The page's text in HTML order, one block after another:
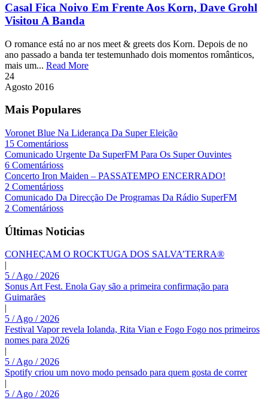
Casal Fica Noivo Em Frente Aos Korn, Dave Grohl
Visitou A Banda
O romance está no ar nos meet & greets dos Korn. Depois de no
ano passado a banda ter testemunhado dois momentos românticos,
mais um... Read More
24
Agosto 2016
Mais Populares
Voronet Blue Na Liderança Da Super Eleição
15 Comentárioss
Comunicado Urgente Da SuperFM Para Os Super Ouvintes
6 Comentárioss
Concerto Iron Maiden – PASSATEMPO ENCERRADO!
2 Comentárioss
Comunicado Da Direcção De Programas Da Rádio SuperFM
2 Comentárioss
Últimas Noticias
CONHEÇAM O ROCKTUGA DOS SALVA’TERRA®
|
5 / Ago / 2026
Sonus Art Fest. Enola Gay são a primeira confirmação para
Guimarães
|
5 / Ago / 2026
Festival Vapor revela Iolanda, Rita Vian e Fogo Fogo nos primeiros
nomes para 2026
|
5 / Ago / 2026
Spotify criou um novo modo pensado para quem gosta de correr
|
5 / Ago / 2026